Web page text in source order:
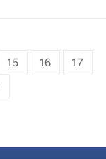
15 16
17